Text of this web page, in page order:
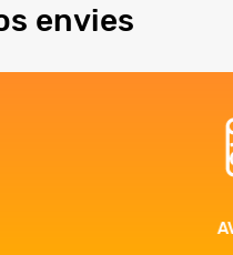
envies